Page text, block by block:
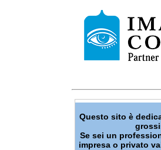
Questo sito è
Se sei un
impresa o privato